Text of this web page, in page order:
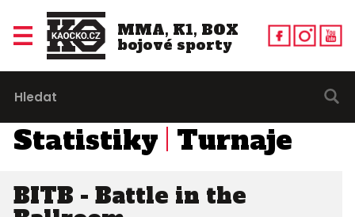
MMA, K1, BOX
bojové sporty
Statistiky Turnaje
BITB - Battle in the